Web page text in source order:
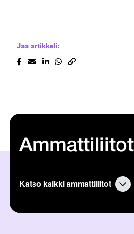
Jaa artikkeli:
Ammattiliitot
Katso kaikki ammattiliitot